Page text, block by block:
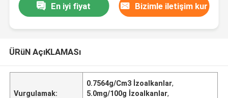
En iyi fiyat Bizimle iletişim kur
ÜRüN AçıKLAMASı
Vurgulamak:
0.7564g/Cm3 İzoalkanlar,
5.0mg/100g İzoalkanlar,